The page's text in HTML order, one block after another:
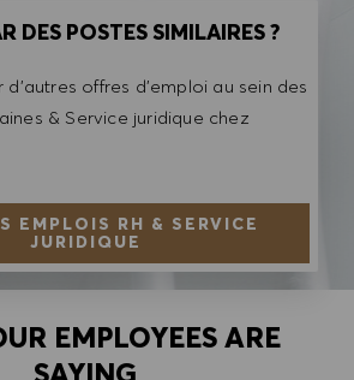
DES POSTES SIMILAIRES ?
d'autres offres d'emploi au sein des
& Service juridique chez
EMPLOIS RH & SERVICE
JURIDIQUE
EMPLOYEES ARE